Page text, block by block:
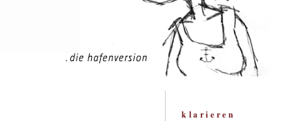
klarieren